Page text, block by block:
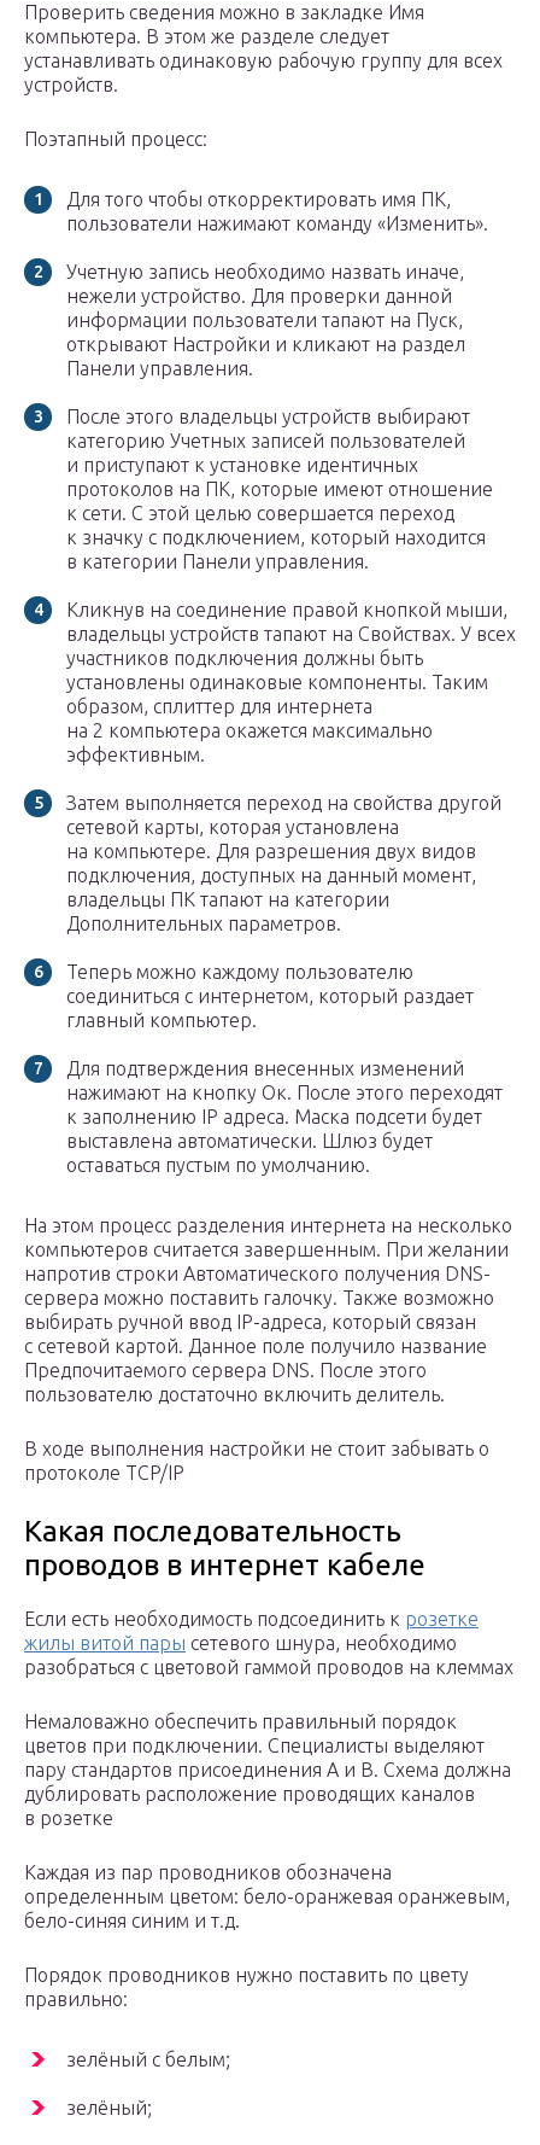
Проверить сведения можно в закладке Имя
компьютера. В этом же разделе следует
устанавливать одинаковую рабочую группу для всех
устройств.
Поэтапный процесс:
Для того чтобы откорректировать имя ПК,
пользователи нажимают команду «Изменить».
Учетную запись необходимо назвать иначе,
нежели устройство. Для проверки данной
информации пользователи тапают на Пуск,
открывают Настройки и кликают на раздел
Панели управления.
После этого владельцы устройств выбирают
категорию Учетных записей пользователей
и приступают к установке идентичных
протоколов на ПК, которые имеют отношение
к сети. С этой целью совершается переход
к значку с подключением, который находится
в категории Панели управления.
Кликнув на соединение правой кнопкой мыши,
владельцы устройств тапают на Свойствах. У всех
участников подключения должны быть
установлены одинаковые компоненты. Таким
образом, сплиттер для интернета
на 2 компьютера окажется максимально
эффективным.
Затем выполняется переход на свойства другой
сетевой карты, которая установлена
на компьютере. Для разрешения двух видов
подключения, доступных на данный момент,
владельцы ПК тапают на категории
Дополнительных параметров.
Теперь можно каждому пользователю
соединиться с интернетом, который раздает
главный компьютер.
Для подтверждения внесенных изменений
нажимают на кнопку Ок. После этого переходят
к заполнению IP адреса. Маска подсети будет
выставлена автоматически. Шлюз будет
оставаться пустым по умолчанию.
На этом процесс разделения интернета на несколько
компьютеров считается завершенным. При желании
напротив строки Автоматического получения DNS-
сервера можно поставить галочку. Также возможно
выбирать ручной ввод IP-адреса, который связан
с сетевой картой. Данное поле получило название
Предпочитаемого сервера DNS. После этого
пользователю достаточно включить делитель.
В ходе выполнения настройки не стоит забывать о
протоколе TCP/IP
Какая последовательность
проводов в интернет кабеле
Если есть необходимость подсоединить к розетке
жилы витой пары сетевого шнура, необходимо
разобраться с цветовой гаммой проводов на клеммах
Немаловажно обеспечить правильный порядок
цветов при подключении. Специалисты выделяют
пару стандартов присоединения А и В. Схема должна
дублировать расположение проводящих каналов
в розетке
Каждая из пар проводников обозначена
определенным цветом: бело-оранжевая оранжевым,
бело-синяя синим и т.д.
Порядок проводников нужно поставить по цвету
правильно:
зелёный с белым;
зелёный;